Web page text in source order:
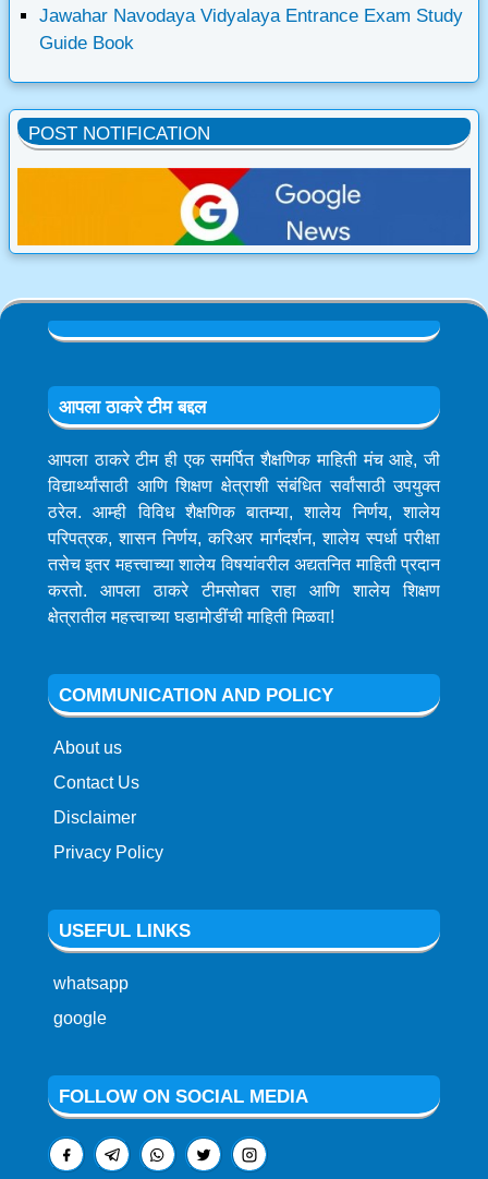
Jawahar Navodaya Vidyalaya Entrance Exam Study
Guide Book
POST NOTIFICATION
आपला ठाकरे टीम बद्दल
आपला ठाकरे टीम ही एक समर्पित शैक्षणिक माहिती मंच आहे, जी
विद्यार्थ्यांसाठी आणि शिक्षण क्षेत्राशी संबंधित सर्वांसाठी उपयुक्त
ठरेल. आम्ही विविध शैक्षणिक बातम्या, शालेय निर्णय, शालेय
परिपत्रक, शासन निर्णय, करिअर मार्गदर्शन, शालेय स्पर्धा परीक्षा
तसेच इतर महत्त्वाच्या शालेय विषयांवरील अद्यतनित माहिती प्रदान
करतो. आपला ठाकरे टीमसोबत राहा आणि शालेय शिक्षण
क्षेत्रातील महत्त्वाच्या घडामोडींची माहिती मिळवा!
COMMUNICATION AND POLICY
About us
Contact Us
Disclaimer
Privacy Policy
USEFUL LINKS
whatsapp
google
FOLLOW ON SOCIAL MEDIA